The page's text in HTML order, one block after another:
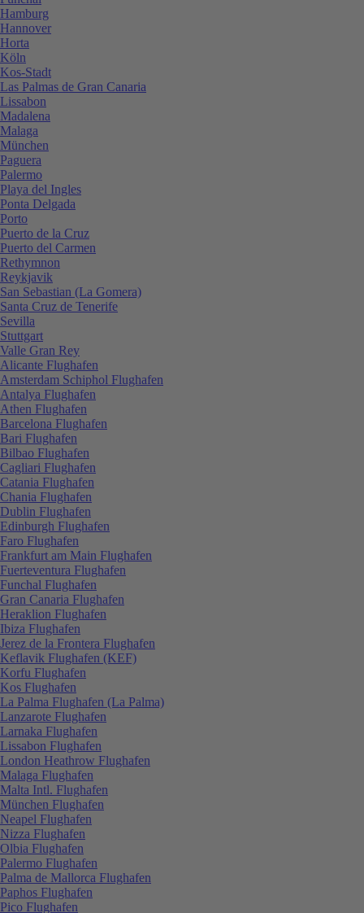
Hamburg
Hannover
Horta
Köln
Kos-Stadt
Las Palmas de Gran Canaria
Lissabon
Madalena
Malaga
München
Paguera
Palermo
Playa del Ingles
Ponta Delgada
Porto
Puerto de la Cruz
Puerto del Carmen
Rethymnon
Reykjavik
San Sebastian (La Gomera)
Santa Cruz de Tenerife
Sevilla
Stuttgart
Valle Gran Rey
Alicante Flughafen
Amsterdam Schiphol Flughafen
Antalya Flughafen
Athen Flughafen
Barcelona Flughafen
Bari Flughafen
Bilbao Flughafen
Cagliari Flughafen
Catania Flughafen
Chania Flughafen
Dublin Flughafen
Edinburgh Flughafen
Faro Flughafen
Frankfurt am Main Flughafen
Fuerteventura Flughafen
Funchal Flughafen
Gran Canaria Flughafen
Heraklion Flughafen
Ibiza Flughafen
Jerez de la Frontera Flughafen
Keflavik Flughafen (KEF)
Korfu Flughafen
Kos Flughafen
La Palma Flughafen (La Palma)
Lanzarote Flughafen
Larnaka Flughafen
Lissabon Flughafen
London Heathrow Flughafen
Malaga Flughafen
Malta Intl. Flughafen
München Flughafen
Neapel Flughafen
Nizza Flughafen
Olbia Flughafen
Palermo Flughafen
Palma de Mallorca Flughafen
Paphos Flughafen
Pico Flughafen